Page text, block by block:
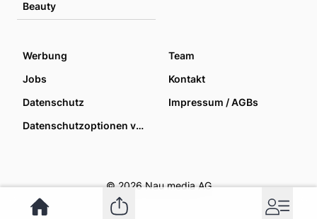
Beauty
Werbung
Team
Jobs
Kontakt
Datenschutz
Impressum / AGBs
Datenschutzoptionen verwalten
© 2026 Nau media AG